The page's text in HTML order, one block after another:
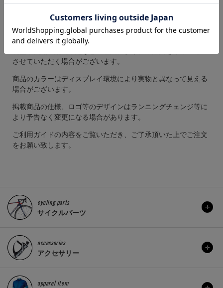
ておりません。
ご注文頂きましたら、弊社および仕入先の在庫を確認いたしま
して、メールにてご連絡させて頂きます。
させていただく場合がございます。
商品のカラーはディスプレイ環境により実物と異なって見える
場合がございます。
掲載商品の仕様、ロゴ等のデザインはランニングチェンジ等に
より予告なく変更になる場合があります。
ご利用ガイドの内容をご覧いただき、ご了承頂いた上でご注文
をお願い致します。
cycling parts
サイクルパーツ
accessories
アクセサリー
apparel item